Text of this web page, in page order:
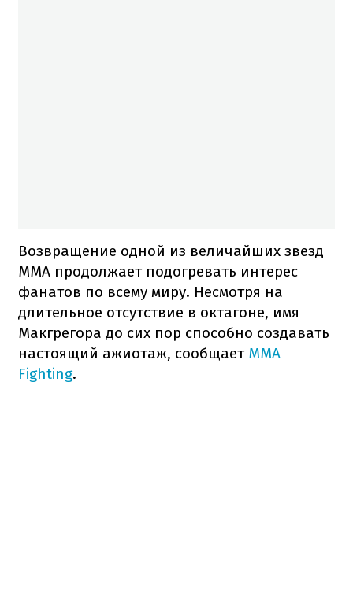
Возвращение одной из величайших звезд
ММА продолжает подогревать интерес
фанатов по всему миру. Несмотря на
длительное отсутствие в октагоне, имя
Макгрегора до сих пор способно создавать
настоящий ажиотаж, сообщает MMA
Fighting.